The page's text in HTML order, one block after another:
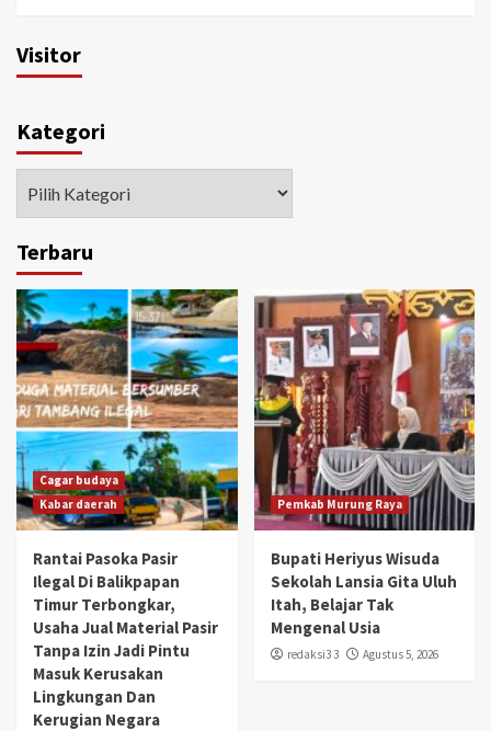
Visitor
Kategori
Terbaru
Cagar budaya
Kabar daerah
Rantai Pasoka Pasir
Ilegal Di Balikpapan
Timur Terbongkar,
Usaha Jual Material Pasir
Tanpa Izin Jadi Pintu
Masuk Kerusakan
Lingkungan Dan
Kerugian Negara
Pemkab Murung Raya
Bupati Heriyus Wisuda
Sekolah Lansia Gita Uluh
Itah, Belajar Tak
Mengenal Usia
redaksi3 3 Agustus 5, 2026